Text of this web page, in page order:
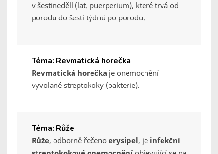
v šestinedělí (lat. puerperium), které trvá od
porodu do šesti týdnů po porodu.
Téma: Revmatická horečka
Revmatická horečka je onemocnění
vyvolané streptokoky (bakterie).
Téma: Růže
Růže, odborně řečeno erysipel, je infekční